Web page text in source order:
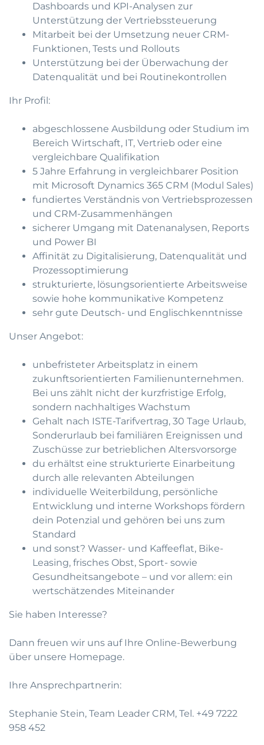
Dashboards und KPI-Analysen zur
Unterstützung der Vertriebssteuerung
Mitarbeit bei der Umsetzung neuer CRM-
Funktionen, Tests und Rollouts
Unterstützung bei der Überwachung der
Datenqualität und bei Routinekontrollen
Ihr Profil:
abgeschlossene Ausbildung oder Studium im
Bereich Wirtschaft, IT, Vertrieb oder eine
vergleichbare Qualifikation
5 Jahre Erfahrung in vergleichbarer Position
mit Microsoft Dynamics 365 CRM (Modul Sales)
fundiertes Verständnis von Vertriebsprozessen
und CRM-Zusammenhängen
sicherer Umgang mit Datenanalysen, Reports
und Power BI
Affinität zu Digitalisierung, Datenqualität und
Prozessoptimierung
strukturierte, lösungsorientierte Arbeitsweise
sowie hohe kommunikative Kompetenz
sehr gute Deutsch- und Englischkenntnisse
Unser Angebot:
unbefristeter Arbeitsplatz in einem
zukunftsorientierten Familienunternehmen.
Bei uns zählt nicht der kurzfristige Erfolg,
sondern nachhaltiges Wachstum
Gehalt nach ISTE-Tarifvertrag, 30 Tage Urlaub,
Sonderurlaub bei familiären Ereignissen und
Zuschüsse zur betrieblichen Altersvorsorge
du erhältst eine strukturierte Einarbeitung
durch alle relevanten Abteilungen
individuelle Weiterbildung, persönliche
Entwicklung und interne Workshops fördern
dein Potenzial und gehören bei uns zum
Standard
und sonst? Wasser- und Kaffeeflat, Bike-
Leasing, frisches Obst, Sport- sowie
Gesundheitsangebote – und vor allem: ein
wertschätzendes Miteinander
Sie haben Interesse?
Dann freuen wir uns auf Ihre Online-Bewerbung
über unsere Homepage.
Ihre Ansprechpartnerin:
Stephanie Stein, Team Leader CRM, Tel. +49 7222
958 452